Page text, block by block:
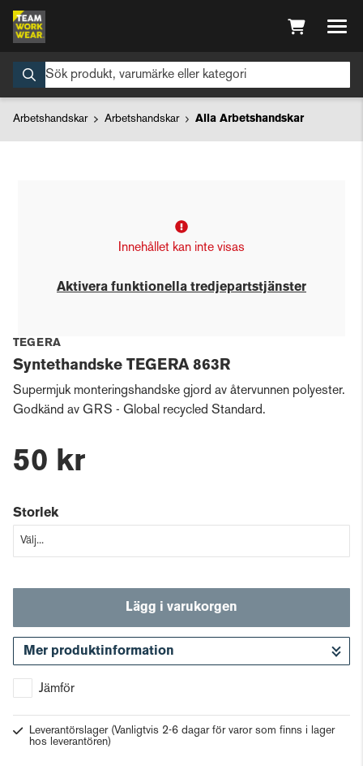
Arbetshandskar Arbetshandskar Alla Arbetshandskar
Innehållet kan inte visas
Aktivera funktionella tredjepartstjänster
TEGERA
Syntethandske TEGERA 863R
Supermjuk monteringshandske gjord av återvunnen polyester.
Godkänd av GRS - Global recycled Standard.
50 kr
Storlek
Lägg i varukorgen
Mer produktinformation
Jämför
Leverantörslager (Vanligtvis 2-6 dagar för varor som finns i lager
hos leverantören)